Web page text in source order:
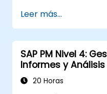
Leer más...
SAP PM Nivel 4:
Informes y Análisis
20 Horas